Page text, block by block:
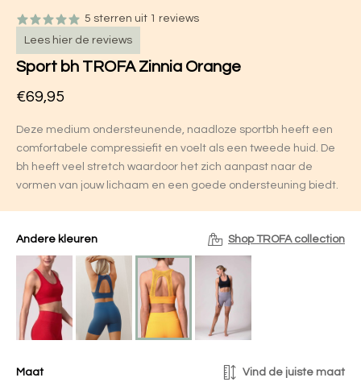
5 sterren uit 1 reviews
Lees hier de reviews
Sport bh TROFA Zinnia Orange
€69,95
Deze medium ondersteunende, naadloze sportbh heeft een
comfortabele compressiefit en voelt als een tweede huid. De
bh heeft veel stretch waardoor het zich aanpast naar de
vormen van jouw lichaam en een goede ondersteuning biedt.
Andere kleuren Shop TROFA collection
Maat Vind de juiste maat